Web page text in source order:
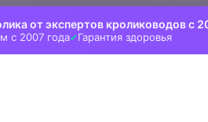
от экспертов кролиководов с
с 2007 года Гарантия здоровья